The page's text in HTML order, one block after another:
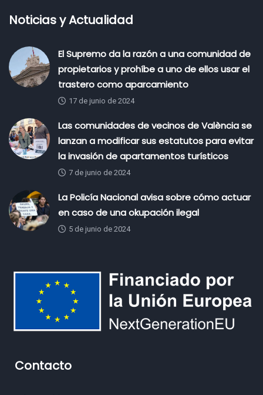
Noticias y Actualidad
El Supremo da la razón a una comunidad de
propietarios y prohíbe a uno de ellos usar el
trastero como aparcamiento
17 de junio de 2024
Las comunidades de vecinos de València se
lanzan a modificar sus estatutos para evitar
la invasión de apartamentos turísticos
7 de junio de 2024
La Policía Nacional avisa sobre cómo actuar
en caso de una okupación ilegal
5 de junio de 2024
Contacto